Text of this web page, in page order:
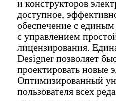
и конструкторов
доступное,
обеспечение с
с управлением
лицензирования.
Designer позволяет
проектировать новые
Оптимизированный
пользователя всех